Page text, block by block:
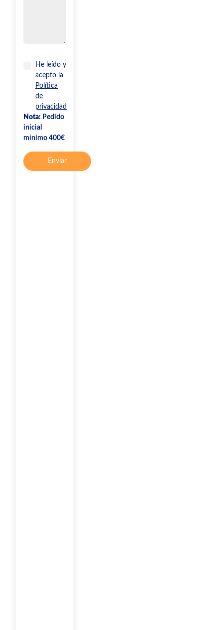
He leído y
acepto la
Política
de
privacidad
Nota: Pedido
inicial
mínimo 400€
Enviar